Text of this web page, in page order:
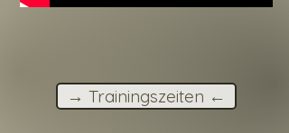
→ Trainingszeiten ←